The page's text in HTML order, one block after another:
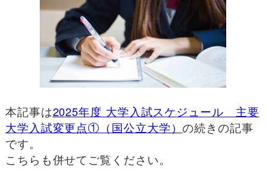
本記事は2025年度 大学入試スケジュール 主要
大学入試変更点①（国公立大学）の続きの記事
です。
こちらも併せてご覧ください。